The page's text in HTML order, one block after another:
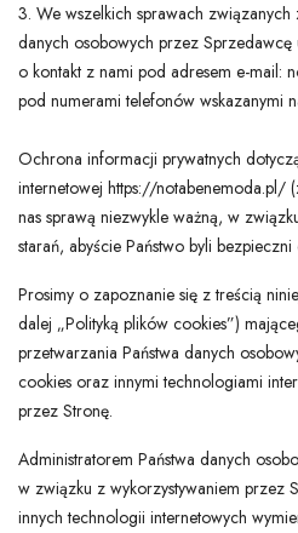
3. We wszelkich sprawach związanych
danych osobowych przez Sprzedawcę
o kontakt z nami pod adresem e-mail:
pod numerami telefonów wskazanymi
Ochrona informacji prywatnych
internetowej https://notabenemoda.pl/
nas sprawą niezwykle ważną, w
starań, abyście Państwo byli
Prosimy o zapoznanie się z treścią
dalej „Polityką plików cookies”)
przetwarzania Państwa danych
cookies oraz innymi technologiami
przez Stronę.
Administratorem Państwa danych
w związku z wykorzystywaniem przez
innych technologii internetowych